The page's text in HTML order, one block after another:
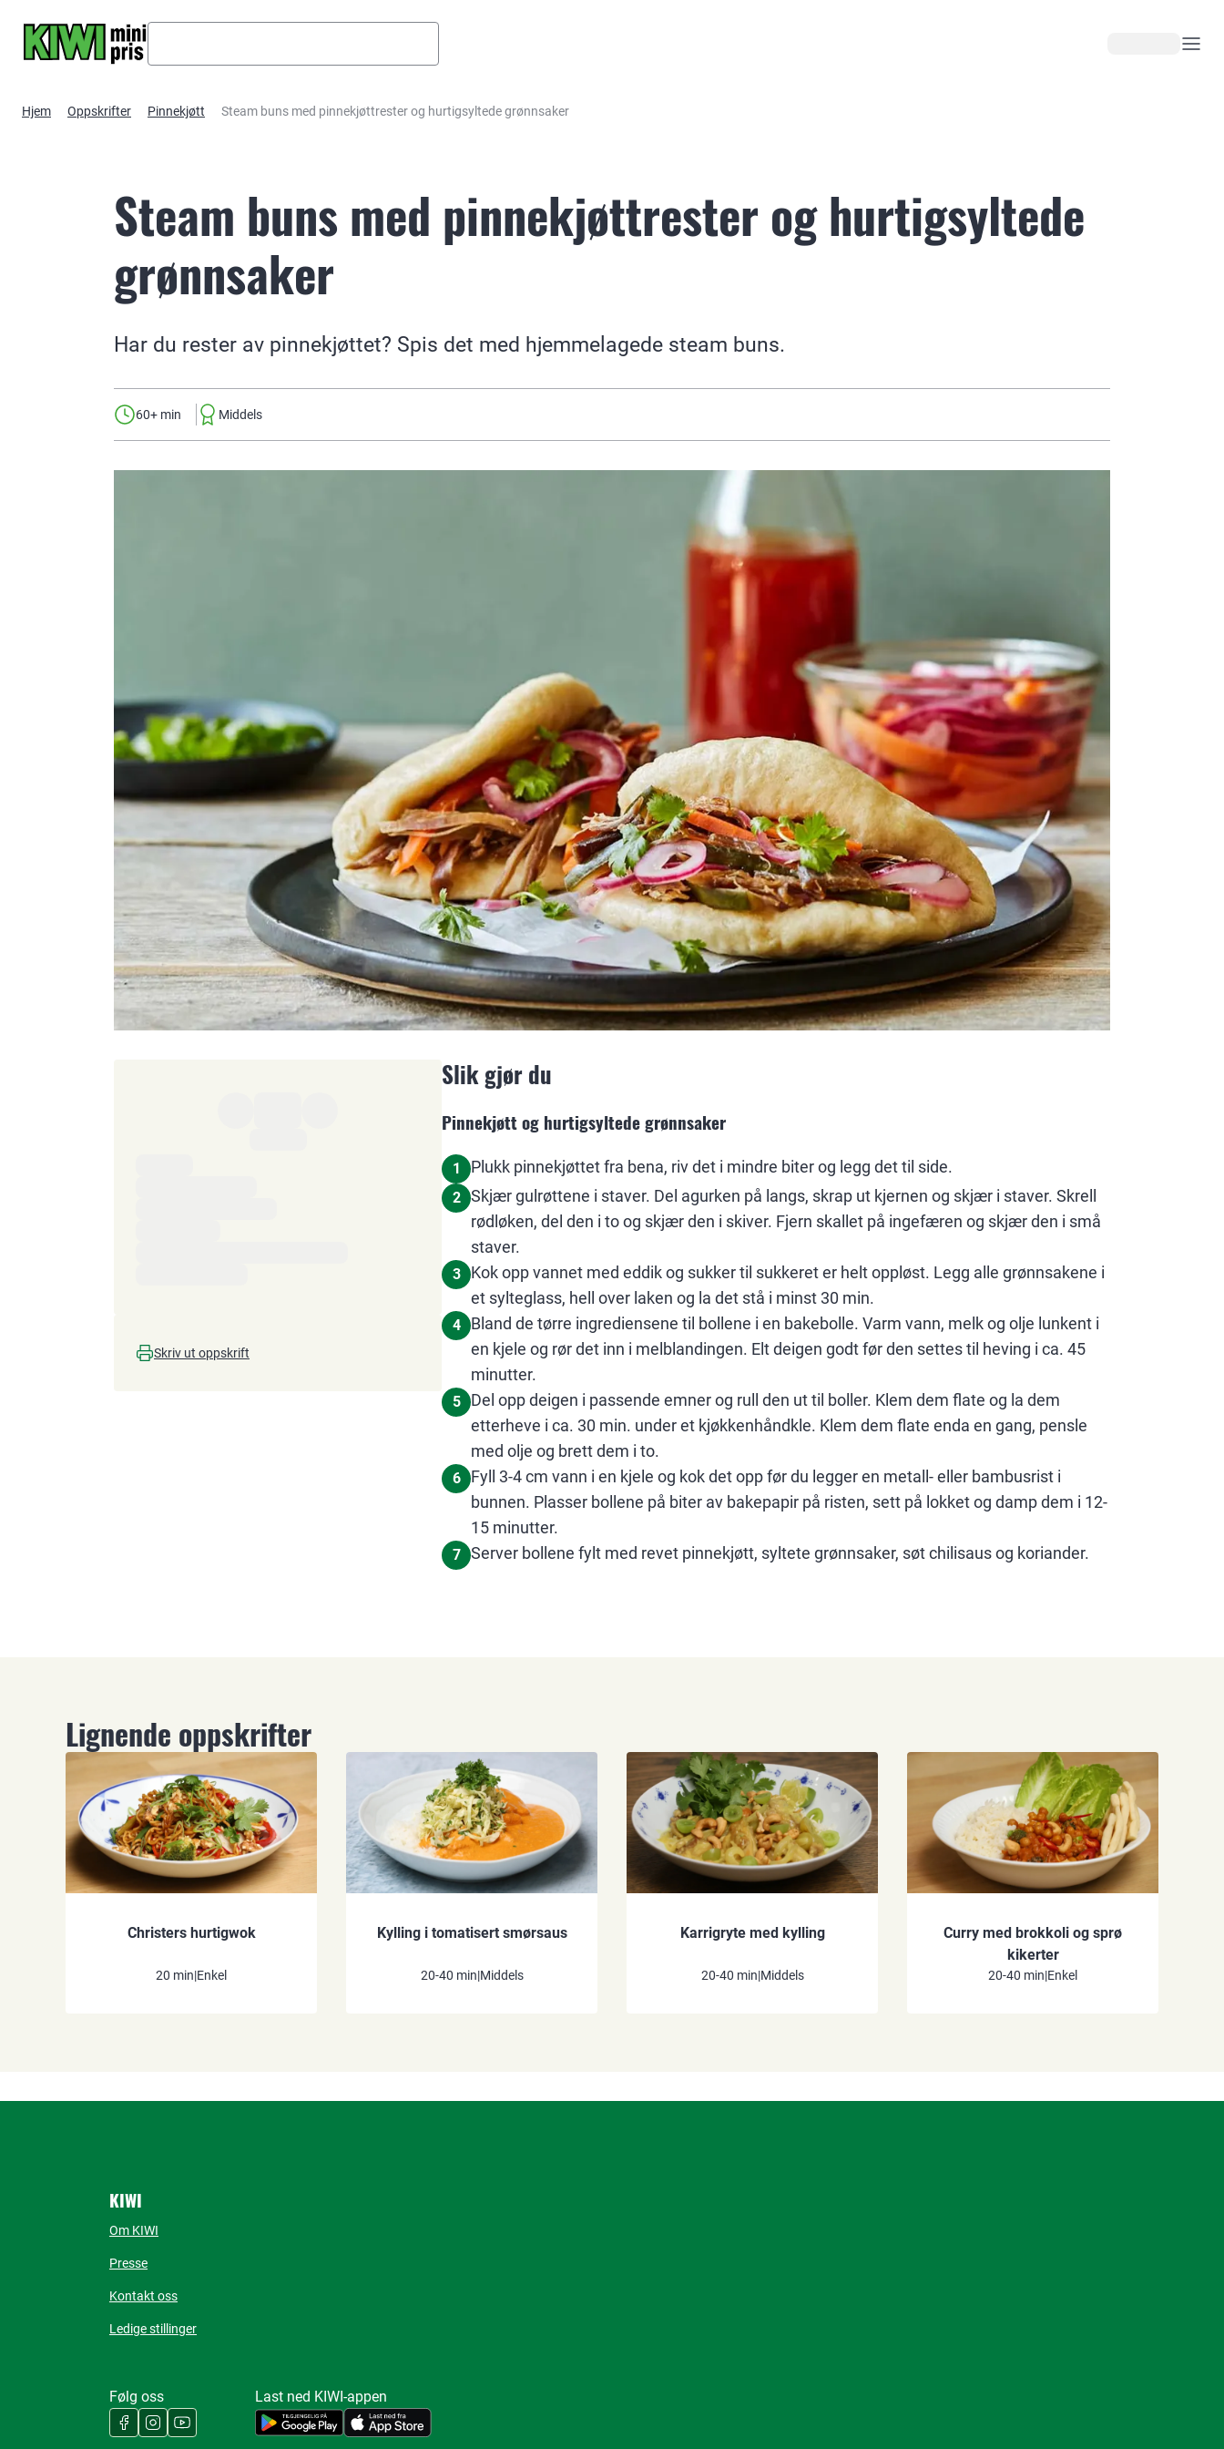
Hjem Oppskrifter Pinnekjøtt Steam buns med pinnekjøttrester og hurtigsyltede grønnsaker
Steam buns med pinnekjøttrester og hurtigsyltede
grønnsaker
Har du rester av pinnekjøttet? Spis det med hjemmelagede steam buns.
60+ min Middels
Skriv ut oppskrift
Slik gjør du
Pinnekjøtt og hurtigsyltede grønnsaker
1 Plukk pinnekjøttet fra bena, riv det i mindre biter og legg det til side.
2
Skjær gulrøttene i staver. Del agurken på langs, skrap ut kjernen og skjær i staver. Skrell
rødløken, del den i to og skjær den i skiver. Fjern skallet på ingefæren og skjær den i små
staver.
3
Kok opp vannet med eddik og sukker til sukkeret er helt oppløst. Legg alle grønnsakene i
et sylteglass, hell over laken og la det stå i minst 30 min.
4
Bland de tørre ingrediensene til bollene i en bakebolle. Varm vann, melk og olje lunkent i
en kjele og rør det inn i melblandingen. Elt deigen godt før den settes til heving i ca. 45
minutter.
5
Del opp deigen i passende emner og rull den ut til boller. Klem dem flate og la dem
etterheve i ca. 30 min. under et kjøkkenhåndkle. Klem dem flate enda en gang, pensle
med olje og brett dem i to.
6
Fyll 3-4 cm vann i en kjele og kok det opp før du legger en metall- eller bambusrist i
bunnen. Plasser bollene på biter av bakepapir på risten, sett på lokket og damp dem i 12-
15 minutter.
7 Server bollene fylt med revet pinnekjøtt, syltete grønnsaker, søt chilisaus og koriander.
Lignende oppskrifter
Christers hurtigwok
20 min|Enkel
Kylling i tomatisert smørsaus
20-40 min|Middels
Karrigryte med kylling
20-40 min|Middels
Curry med brokkoli og sprø
kikerter
20-40 min|Enkel
KIWI
Om KIWI
Presse
Kontakt oss
Ledige stillinger
Følg oss Last ned KIWI-appen